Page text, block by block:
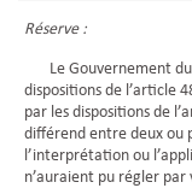
Réserve :
Le Gouvernement du
dispositions de l’article
par les dispositions de
différend entre deux ou
l’interprétation ou
n’auraient pu régler